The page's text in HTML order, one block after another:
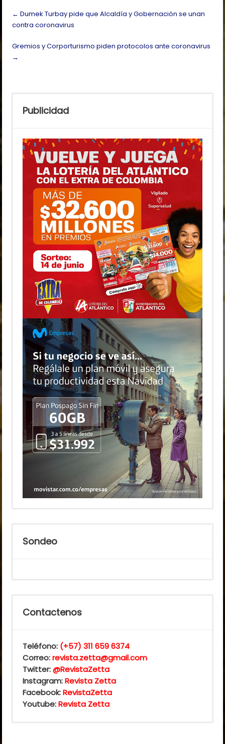
Post
navigation
← Dumek Turbay pide que Alcaldía y Gobernación se unan
contra coronavirus
Gremios y Corporturismo piden protocolos ante coronavirus
→
Publicidad
Sondeo
Contactenos
Teléfono: (+57) 311 659 6374
Correo:revista.zetta@gmail.com
Twitter:@RevistaZetta
Instagram:Revista Zetta
Facebook:RevistaZetta
Youtube:Revista Zetta